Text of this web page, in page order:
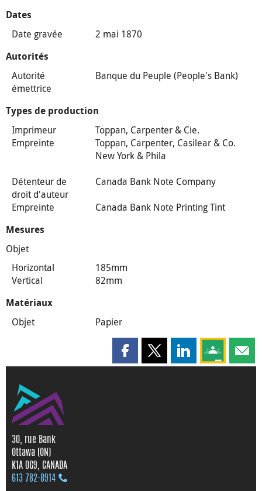
Dates
Date gravée 2 mai 1870
Autorités
Autorité
émettrice
Banque du Peuple (People's Bank)
Types de production
Imprimeur
Toppan, Carpenter & Cie.
Empreinte
Toppan, Carpenter, Casilear & Co.
New York & Phila
Détenteur de
droit d'auteur
Canada Bank Note Company
Empreinte
Canada Bank Note Printing Tint
Mesures
Objet
Horizontal
185mm
Vertical
82mm
Matériaux
Objet Papier
Partager cette page sur
Partager cette page sur X
Partager cette
Partagez
30, rue Bank
Ottawa (ON)
K1A 0G9, CANADA
613 782‑8914